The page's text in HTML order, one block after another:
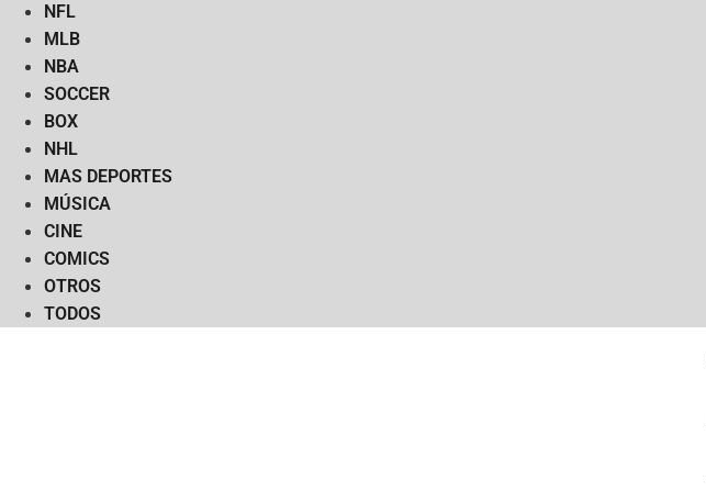
NFL
MLB
NBA
SOCCER
BOX
NHL
MAS DEPORTES
MÚSICA
CINE
COMICS
OTROS
TODOS